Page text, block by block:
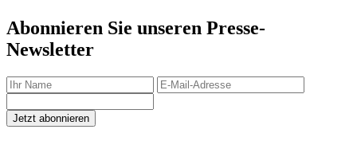
Abonnieren Sie unseren Presse-
Newsletter
Jetzt abonnieren